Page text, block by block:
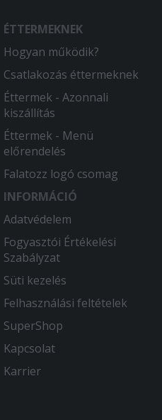
ÉTTERMEKNEK
Hogyan működik?
Csatlakozás éttermeknek
Éttermek - Azonnali
kiszállítás
Éttermek - Menü
előrendelés
Falatozz logó csomag
INFORMÁCIÓ
Adatvédelem
Fogyasztói Értékelési
Szabályzat
Süti kezelés
Felhasználási feltételek
SuperShop
Kapcsolat
Karrier